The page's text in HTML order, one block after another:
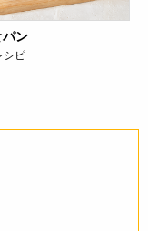
ン
シピ